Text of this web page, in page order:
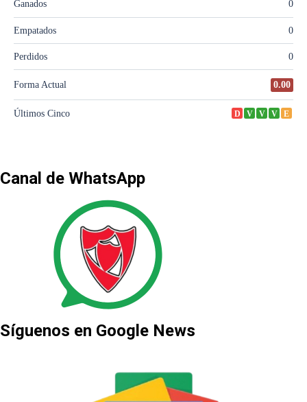
Canal de WhatsApp
Síguenos en Google News